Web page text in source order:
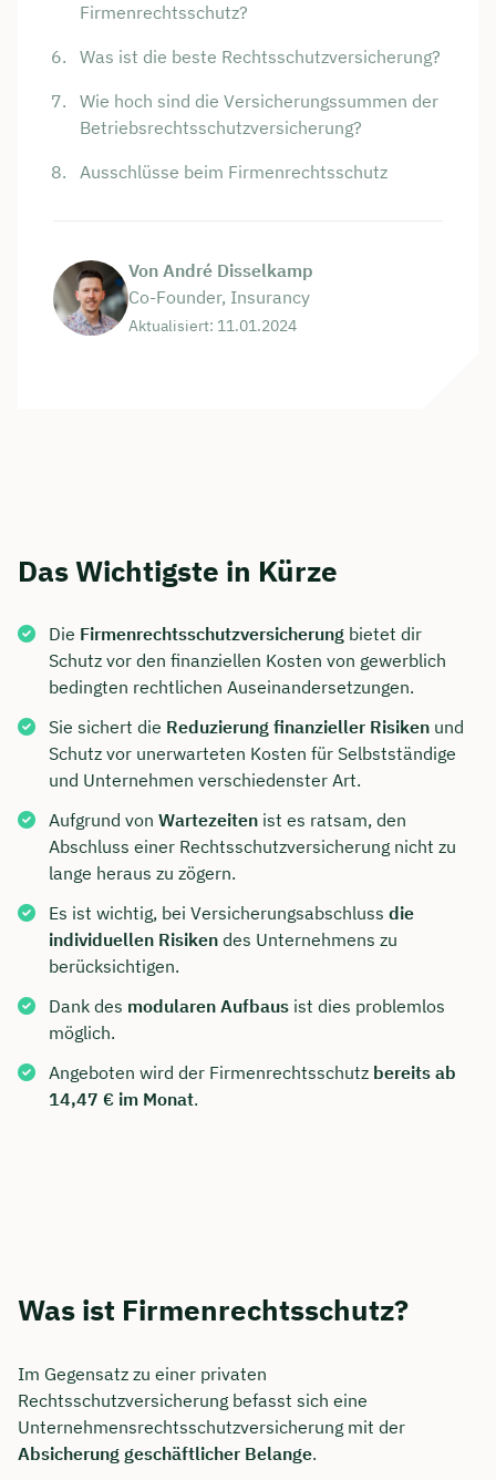
Firmenrechtsschutz?
Was ist die beste Rechtsschutzversicherung?
Wie hoch sind die Versicherungssummen der
Betriebsrechtsschutzversicherung?
Ausschlüsse beim Firmenrechtsschutz
Von André Disselkamp
Co-Founder, Insurancy
Aktualisiert: 11.01.2024
Das Wichtigste in Kürze
Die Firmenrechtsschutzversicherung bietet dir
Schutz vor den finanziellen Kosten von gewerblich
bedingten rechtlichen Auseinandersetzungen.
Sie sichert die Reduzierung finanzieller Risiken und
Schutz vor unerwarteten Kosten für Selbstständige
und Unternehmen verschiedenster Art.
Aufgrund von Wartezeiten ist es ratsam, den
Abschluss einer Rechtsschutzversicherung nicht zu
lange heraus zu zögern.
Es ist wichtig, bei Versicherungsabschluss die
individuellen Risiken des Unternehmens zu
berücksichtigen.
Dank des modularen Aufbaus ist dies problemlos
möglich.
Angeboten wird der Firmenrechtsschutz bereits ab
14,47 € im Monat.
Was ist Firmenrechtsschutz?
Im Gegensatz zu einer privaten
Rechtsschutzversicherung befasst sich eine
Unternehmensrechtsschutzversicherung mit der
Absicherung geschäftlicher Belange.